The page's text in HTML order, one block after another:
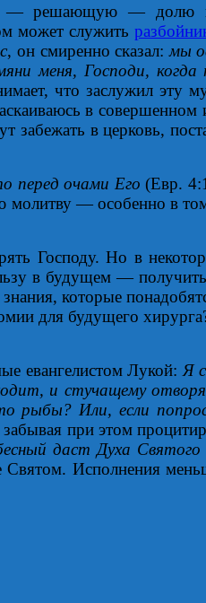
— решающую — долю
может служить
, он смиренно сказал:мы
меня, Господи,
что заслужил эту
в совершенном
в церковь,
перед очами Его (Евр.
молитву — особенно в
Господу. Но в
в будущем — получить
которые
для будущего
евангелистом Лукой: Я
и стучащему
рыбы? Или, если
при этом
даст Духа
Исполнения